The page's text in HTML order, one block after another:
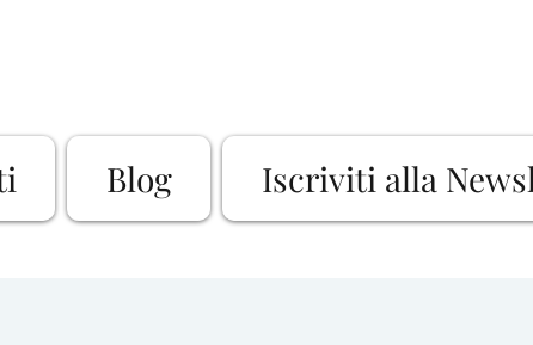
Blog Iscriviti alla